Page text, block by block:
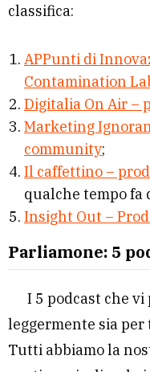
classifica:
APPunti di
Contamination
Digitalia On Air –
Marketing
community;
Il caffettino –
qualche tempo fa
Insight Out –
Parliamone: 5
I 5 podcast che
leggermente sia per
Tutti abbiamo la